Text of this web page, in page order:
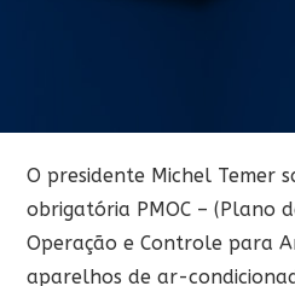
O presidente Michel Temer
obrigatória PMOC – (Plano
Operação e Controle para
aparelhos de ar-